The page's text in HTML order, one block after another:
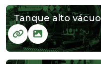
Tanque alto vácuo